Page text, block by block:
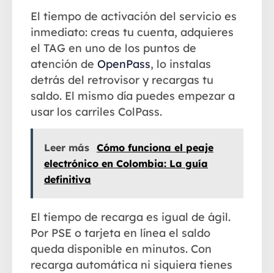
El tiempo de activación del servicio es
inmediato: creas tu cuenta, adquieres
el TAG en uno de los puntos de
atención de OpenPass, lo instalas
detrás del retrovisor y recargas tu
saldo. El mismo día puedes empezar a
usar los carriles ColPass.
Leer más Cómo funciona el peaje
electrónico en Colombia: La guía
definitiva
El tiempo de recarga es igual de ágil.
Por PSE o tarjeta en línea el saldo
queda disponible en minutos. Con
recarga automática ni siquiera tienes